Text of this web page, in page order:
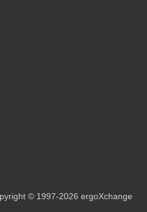
© 1997-2026 ergoXchange